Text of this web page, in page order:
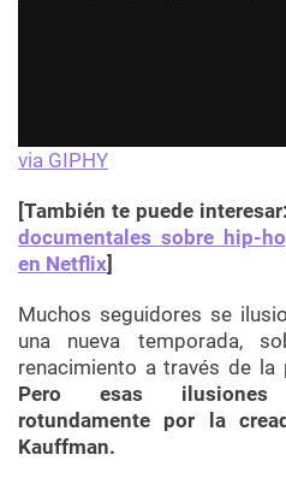
via GIPHY
[También te puede interesar:
documentales sobre hip-
en Netflix]
Muchos seguidores se
una nueva temporada,
renacimiento a través de la
Pero esas ilusiones
rotundamente por la
Kauffman.